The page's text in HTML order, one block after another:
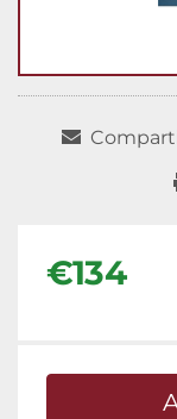
€134